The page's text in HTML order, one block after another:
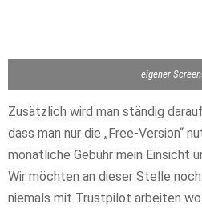
eigener
Zusätzlich wird man ständig
dass man nur die „Free-Version“
monatliche Gebühr mein Einsicht
Wir möchten an dieser Stelle
niemals mit Trustpilot arbeiten